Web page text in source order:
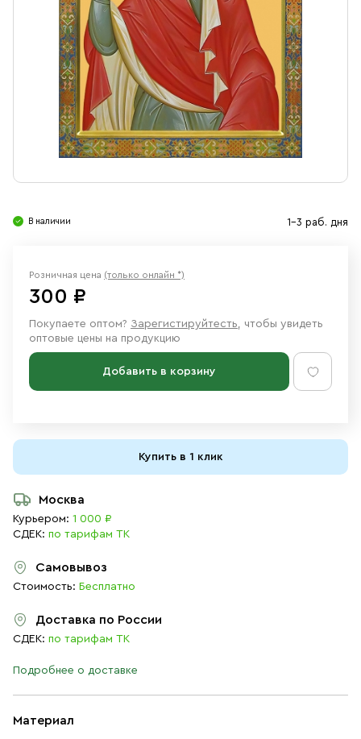
Ювелирные изделия
В наличии 1-3 раб. дня
Материал
Розничная цена (только онлайн *)
300 ₽
Покупаете оптом? Зарегистируйтесть, чтобы увидеть
оптовые цены на продукцию
Добавить в корзину
Купить в 1 клик
Москва
Курьером: 1 000 ₽
СДЕК: по тарифам ТК
Самовывоз
Стоимость: Бесплатно
Доставка по России
СДЕК: по тарифам ТК
Подробнее о доставке